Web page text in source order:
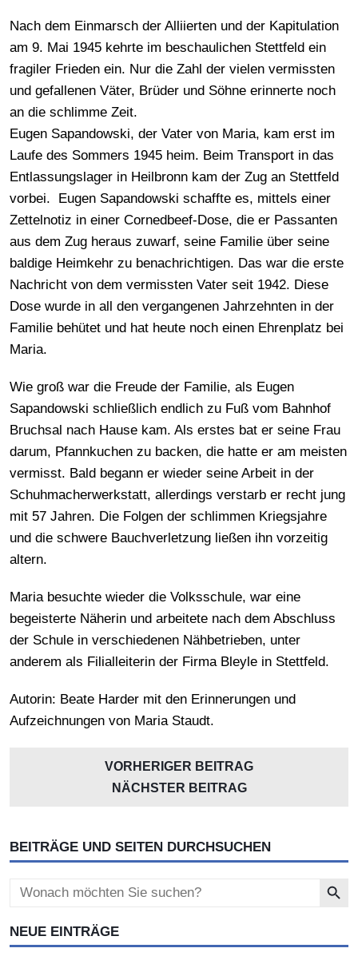
Nach dem Einmarsch der Alliierten und der Kapitulation
am 9. Mai 1945 kehrte im beschaulichen Stettfeld ein
fragiler Frieden ein. Nur die Zahl der vielen vermissten
und gefallenen Väter, Brüder und Söhne erinnerte noch
an die schlimme Zeit.
Eugen Sapandowski, der Vater von Maria, kam erst im
Laufe des Sommers 1945 heim. Beim Transport in das
Entlassungslager in Heilbronn kam der Zug an Stettfeld
vorbei. Eugen Sapandowski schaffte es, mittels einer
Zettelnotiz in einer Cornedbeef-Dose, die er Passanten
aus dem Zug heraus zuwarf, seine Familie über seine
baldige Heimkehr zu benachrichtigen. Das war die erste
Nachricht von dem vermissten Vater seit 1942. Diese
Dose wurde in all den vergangenen Jahrzehnten in der
Familie behütet und hat heute noch einen Ehrenplatz bei
Maria.
Wie groß war die Freude der Familie, als Eugen
Sapandowski schließlich endlich zu Fuß vom Bahnhof
Bruchsal nach Hause kam. Als erstes bat er seine Frau
darum, Pfannkuchen zu backen, die hatte er am meisten
vermisst. Bald begann er wieder seine Arbeit in der
Schuhmacherwerkstatt, allerdings verstarb er recht jung
mit 57 Jahren. Die Folgen der schlimmen Kriegsjahre
und die schwere Bauchverletzung ließen ihn vorzeitig
altern.
Maria besuchte wieder die Volksschule, war eine
begeisterte Näherin und arbeitete nach dem Abschluss
der Schule in verschiedenen Nähbetrieben, unter
anderem als Filialleiterin der Firma Bleyle in Stettfeld.
Autorin: Beate Harder mit den Erinnerungen und
Aufzeichnungen von Maria Staudt.
VORHERIGER BEITRAG
NÄCHSTER BEITRAG
BEITRÄGE UND SEITEN DURCHSUCHEN
Search
for:
NEUE EINTRÄGE